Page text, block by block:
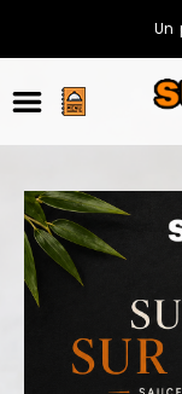
Un
ACCUEIL